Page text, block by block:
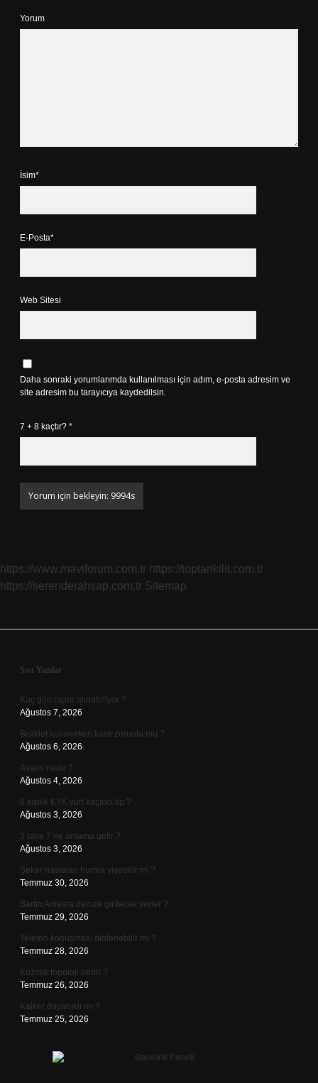
Yorum
İsim*
E-Posta*
Web Sitesi
Daha sonraki yorumlarımda kullanılması için adım, e-posta adresim ve
site adresim bu tarayıcıya kaydedilsin.
7 + 8 kaçtır? *
https://www.maviforum.com.tr https://toptankilit.com.tr
https://serenderahsap.com.tr Sitemap
Sidebar
Son Yazılar
Kaç gün rapor alınabiliyor ?
Ağustos 7, 2026
Bisiklet kullanırken kask zorunlu mu ?
Ağustos 6, 2026
Avans nedir ?
Ağustos 4, 2026
6 kişilik KYK yurt kaçıncı tip ?
Ağustos 3, 2026
3 tane 7 ne anlama gelir ?
Ağustos 3, 2026
Şeker hastaları hurma yiyebilir mi ?
Temmuz 30, 2026
Bartın Amasra denize girilecek yerler ?
Temmuz 29, 2026
Telefon konuşması dinlenebilir mi ?
Temmuz 28, 2026
Kozmik topoloji nedir ?
Temmuz 26, 2026
Kalker dayanıklı mı ?
Temmuz 25, 2026